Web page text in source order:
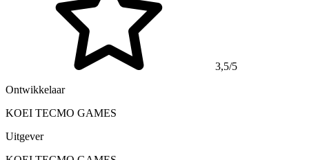
3,5/5
Ontwikkelaar
KOEI TECMO GAMES
Uitgever